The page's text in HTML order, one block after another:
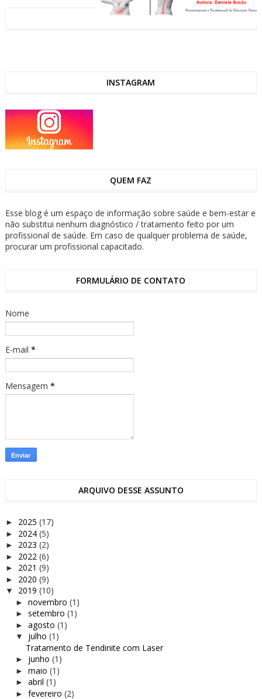
FACEBOOK
INSTAGRAM
QUEM FAZ
Esse blog é um espaço de informação sobre saúde e bem-estar e
não substitui nenhum diagnóstico / tratamento feito por um
profissional de saúde. Em caso de qualquer problema de saúde,
procurar um profissional capacitado.
FORMULÁRIO DE CONTATO
Nome
E-mail *
Mensagem *
ARQUIVO DESSE ASSUNTO
► 2025 (17)
► 2024 (5)
► 2023 (2)
► 2022 (6)
► 2021 (9)
► 2020 (9)
▼ 2019 (10)
► novembro (1)
► setembro (1)
► agosto (1)
▼ julho (1)
Tratamento de Tendinite com Laser
► junho (1)
► maio (1)
► abril (1)
► fevereiro (2)